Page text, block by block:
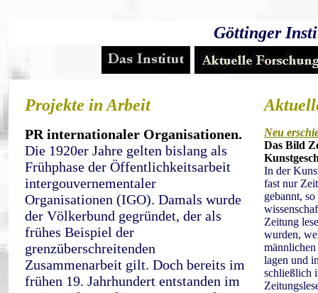
Göttinger
Projekte in Arbeit
PR internationaler Organisationen.
Die 1920er Jahre gelten bislang als
Frühphase der Öffentlichkeitsarbeit
intergouvernementaler
Organisationen (IGO). Damals wurde
der Völkerbund gegründet, der als
frühes Beispiel der
grenzüberschreitenden
Zusammenarbeit gilt. Doch bereits im
frühen 19. Jahrhundert entstanden im
Neu
Das Bild
In der
fast nur
gebannt,
Zeitung
wurden,
lagen und
schließlich